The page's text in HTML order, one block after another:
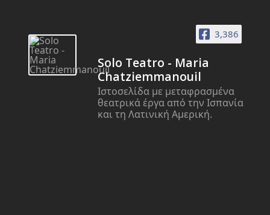
3,386
Solo Teatro - Maria
Chatziemmanouil
Ιστοσελίδα με μεταφρασμένα
θεατρικά έργα από την Ισπανία
και τη Λατινική Αμερική.